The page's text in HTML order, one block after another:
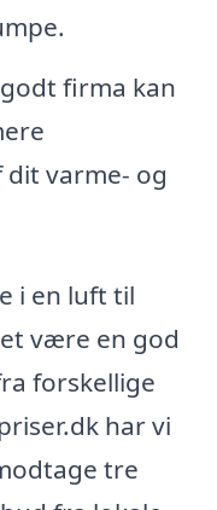
firma kan
varme- og
i en luft til
være en god
forskellige
har vi
tre